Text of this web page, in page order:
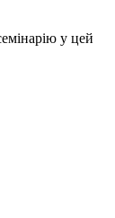
у цей